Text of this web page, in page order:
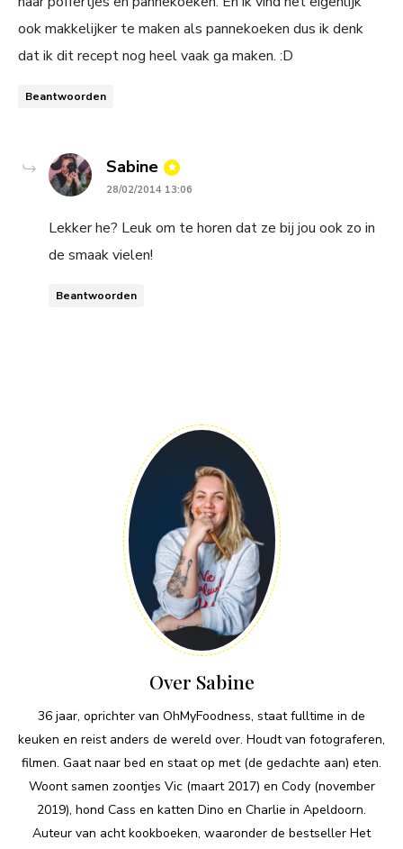
ook makkelijker te maken als pannekoeken dus ik denk
dat ik dit recept nog heel vaak ga maken. :D
Beantwoorden
Sabine says:
28/02/2014 13:06
Lekker he? Leuk om te horen dat ze bij jou ook zo in
de smaak vielen!
Beantwoorden
Over Sabine
36 jaar, oprichter van OhMyFoodness, staat fulltime in de
keuken en reist anders de wereld over. Houdt van fotograferen,
filmen. Gaat naar bed en staat op met (de gedachte aan) eten.
Woont samen zoontjes Vic (maart 2017) en Cody (november
2019), hond Cass en katten Dino en Charlie in Apeldoorn.
Auteur van acht kookboeken, waaronder de bestseller Het